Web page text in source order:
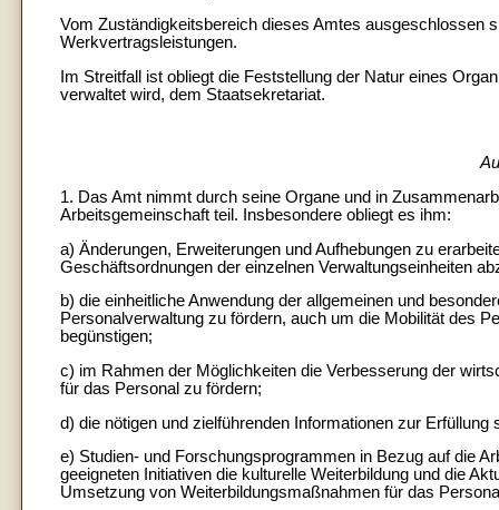
Vom Zuständigkeitsbereich dieses Amtes ausgeschlossen
Werkvertragsleistungen.
Im Streitfall ist obliegt die Feststellung der Natur eines
verwaltet wird, dem Staatsekretariat.
1. Das Amt nimmt durch seine Organe und in
Arbeitsgemeinschaft teil. Insbesondere obliegt es ihm:
a) Änderungen, Erweiterungen und Aufhebungen zu
Geschäftsordnungen der einzelnen Verwaltungseinheiten
b) die einheitliche Anwendung der allgemeinen und
Personalverwaltung zu fördern, auch um die Mobilität des
begünstigen;
c) im Rahmen der Möglichkeiten die Verbesserung der
für das Personal zu fördern;
d) die nötigen und zielführenden Informationen zur
e) Studien- und Forschungsprogrammen in Bezug auf die
geeigneten Initiativen die kulturelle Weiterbildung und die
Umsetzung von Weiterbildungsmaßnahmen für das